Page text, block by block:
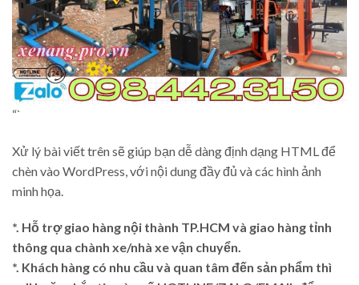
“`
Xử lý bài viết trên sẽ giúp bạn dễ dàng định dạng HTML để
chèn vào WordPress, với nội dung đầy đủ và các hình ảnh
minh họa.
*. Hỗ trợ giao hàng nội thành TP.HCM và giao hàng tỉnh
thông qua chành xe/nhà xe vận chuyển.
*. Khách hàng có nhu cầu và quan tâm đến sản phẩm thì